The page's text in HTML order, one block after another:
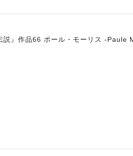
』作品66 ポール・モーリス -
の風景